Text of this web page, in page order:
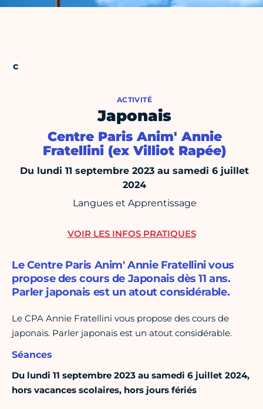
ACTIVITÉ
Japonais
Centre Paris Anim' Annie
Fratellini (ex Villiot Rapée)
Du lundi 11 septembre 2023 au samedi 6 juillet
2024
Langues et Apprentissage
Le Centre Paris Anim' Annie Fratellini vous
propose des cours de Japonais dès 11 ans.
Parler japonais est un atout considérable.
Le CPA Annie Fratellini vous propose des cours de
japonais. Parler japonais est un atout considérable.
Séances
Du lundi 11 septembre 2023 au samedi 6 juillet 2024,
hors vacances scolaires, hors jours fériés
VOIR LES INFOS PRATIQUES